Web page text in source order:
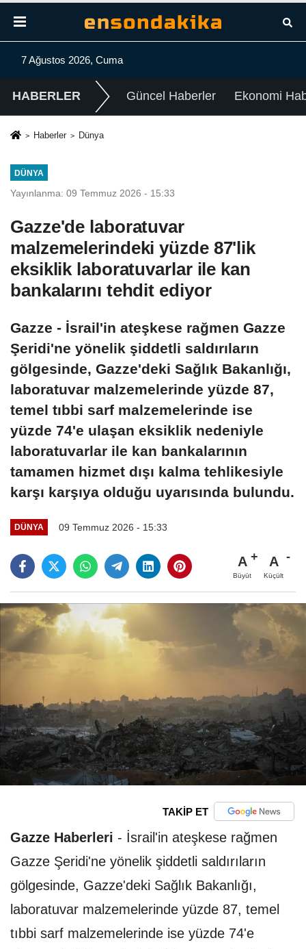
7 Ağustos 2026, Cuma
HABERLER Güncel Haberler Ekonomi
Haberler Dünya
DÜNYA
Yayınlanma: 09 Temmuz 2026 - 15:33
Gazze'de laboratuvar
malzemelerindeki yüzde 87'lik
eksiklik laboratuvarlar ile kan
bankalarını tehdit ediyor
Gazze - İsrail'in ateşkese rağmen Gazze
Şeridi'ne yönelik şiddetli saldırıların
gölgesinde, Gazze'deki Sağlık Bakanlığı,
laboratuvar malzemelerinde yüzde 87,
temel tıbbi sarf malzemelerinde ise
yüzde 74'e ulaşan eksiklik nedeniyle
laboratuvarlar ile kan bankalarının
tamamen hizmet dışı kalma tehlikesiyle
karşı karşıya olduğu uyarısında bulundu.
DÜNYA 09 Temmuz 2026 - 15:33
A
Büyüt
A
Küçült
TAKİP ET
Gazze Haberleri - İsrail'in ateşkese rağmen
Gazze Şeridi'ne yönelik şiddetli saldırıların
gölgesinde, Gazze'deki Sağlık Bakanlığı,
laboratuvar malzemelerinde yüzde 87, temel
tıbbi sarf malzemelerinde ise yüzde 74'e